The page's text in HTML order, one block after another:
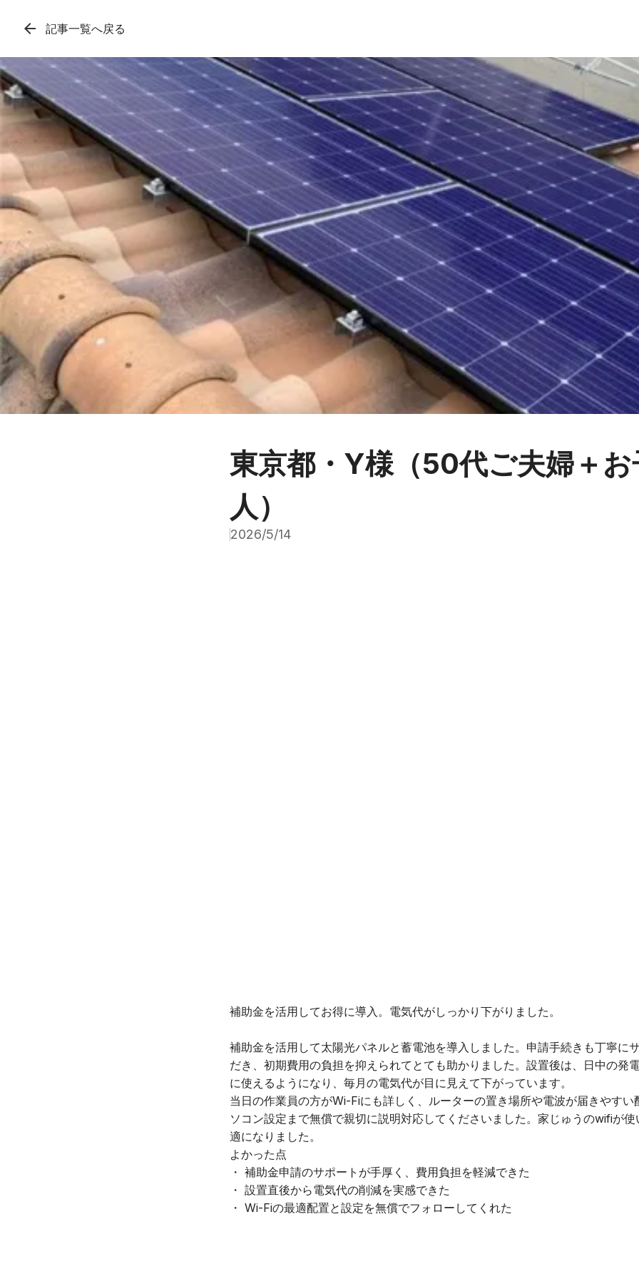
arrow_back 記事一覧へ戻る
東京都・Y様（50代ご夫婦＋
人）
2026/5/14
補助金を活用してお得に導入。電気代がしっかり下がりました。
補助金を活用して太陽光パネルと蓄電池を導入しました。申請手続きも丁寧に
だき、初期費用の負担を抑えられてとても助かりました。設置後は、日中の発
に使えるようになり、毎月の電気代が目に見えて下がっています。
当日の作業員の方がWi-Fiにも詳しく、ルーターの置き場所や電波が届きやすい
ソコン設定まで無償で親切に説明対応してくださいました。家じゅうのwifiが
適になりました。
よかった点
・ 補助金申請のサポートが手厚く、費用負担を軽減できた
・ 設置直後から電気代の削減を実感できた
・ Wi-Fiの最適配置と設定を無償でフォローしてくれた